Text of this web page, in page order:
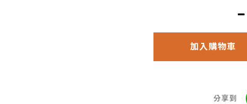
加入購物車
分享到